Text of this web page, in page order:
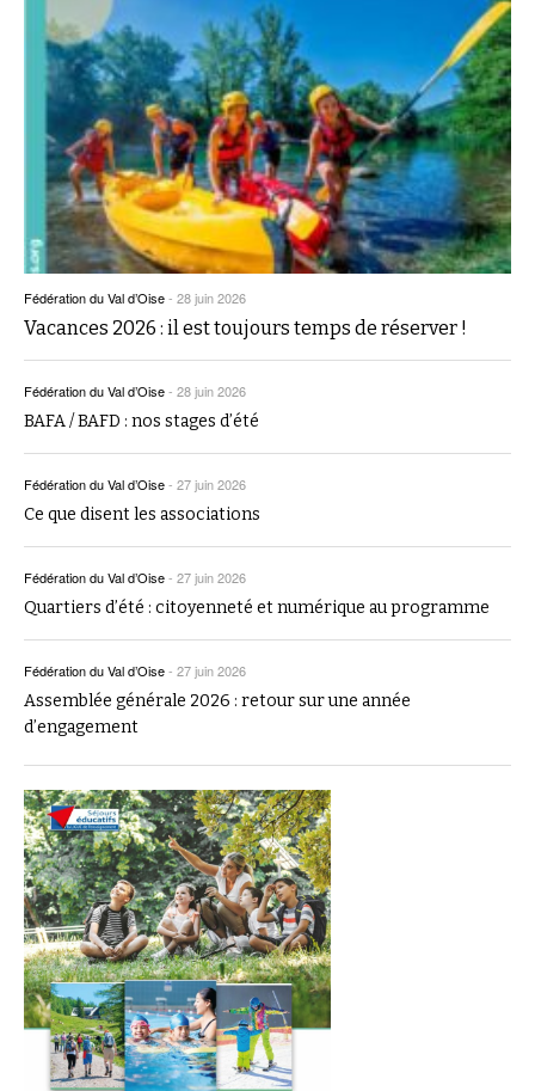
Fédération du Val d’Oise- 28 juin 2026
Vacances 2026 : il est toujours temps de réserver !
Fédération du Val d’Oise- 28 juin 2026
BAFA / BAFD : nos stages d’été
Fédération du Val d’Oise- 27 juin 2026
Ce que disent les associations
Fédération du Val d’Oise- 27 juin 2026
Quartiers d’été : citoyenneté et numérique au programme
Fédération du Val d’Oise- 27 juin 2026
Assemblée générale 2026 : retour sur une année
d’engagement